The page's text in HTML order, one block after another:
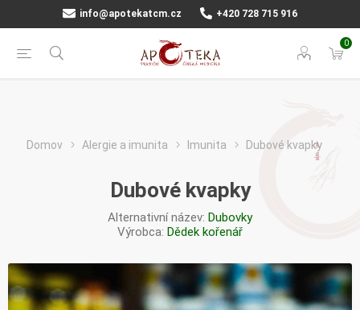
info@apotekatcm.cz +420 728 715 916
0
Domov Alergie a imunita Imunita Dubové kvapky
Dubové kvapky
Alternativní název: Dubovky
Výrobca: Dědek kořenář